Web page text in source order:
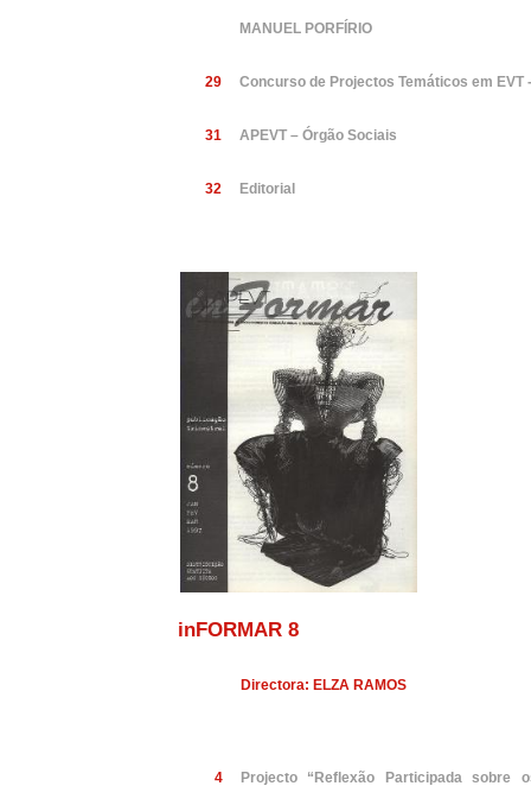
MANUEL PORFÍRIO
29 Concurso de Projectos Temáticos em EVT
31 APEVT – Órgão Sociais
32 Editorial
inFORMAR 8
Directora: ELZA RAMOS
4
Projecto “Reflexão Participada sobre